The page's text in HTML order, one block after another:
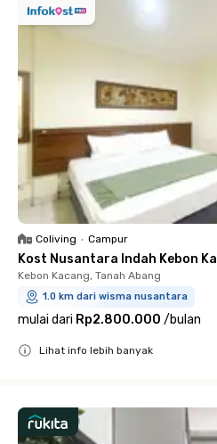
Coliving • Campur
Kost Nusantara Indah Kebon
Kebon Kacang, Tanah Abang
1.0 km dari wisma nusantara
mulai dari Rp2.800.000 /bulan
Lihat info lebih banyak